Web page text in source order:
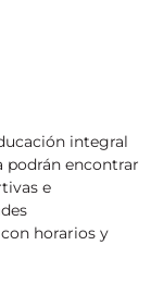
integral
podrán encontrar
e
horarios y